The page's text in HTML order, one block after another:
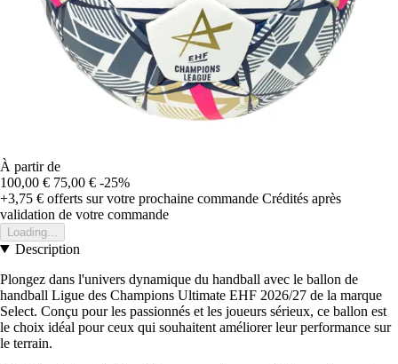
À partir de
100,00 € 75,00 € -25%
+3,75 € offerts sur votre prochaine commande Crédités après
validation de votre commande
Loading...
Description
Plongez dans l'univers dynamique du handball avec le ballon de
handball Ligue des Champions Ultimate EHF 2026/27 de la marque
Select. Conçu pour les passionnés et les joueurs sérieux, ce ballon est
le choix idéal pour ceux qui souhaitent améliorer leur performance sur
le terrain.